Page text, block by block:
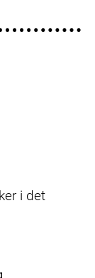
i det